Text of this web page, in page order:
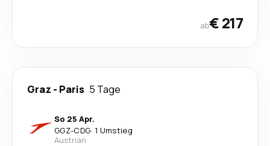
ab€ 217
Graz - Paris 5 Tage
So 25 Apr.
GGZ-CDG· 1 Umstieg
Austrian